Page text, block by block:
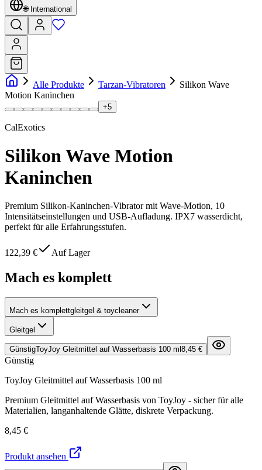
🌐 International
Alle Produkte Tarzan-Vibratoren
Silikon Wave
Motion Kaninchen
+5
CalExotics
Silikon Wave Motion
Kaninchen
Premium Silikon-Kaninchen-Vibrator mit Wave-Motion, 10
Intensitätseinstellungen und USB-Aufladung. IPX7 wasserdicht,
perfekt für alle Erfahrungsstufen.
122,39 € Auf Lager
Mach es komplett
Mach es komplettgleitgel & toycleaner
Gleitgel
GünstigToyJoy Gleitmittel auf Wasserbasis 100 ml 8,45 €
Günstig
ToyJoy Gleitmittel auf Wasserbasis 100 ml
Premium Gleitmittel auf Wasserbasis von ToyJoy - sicher für alle
Materialien, langanhaltende Glätte, diskrete Verpackung.
8,45 €
Produkt ansehen